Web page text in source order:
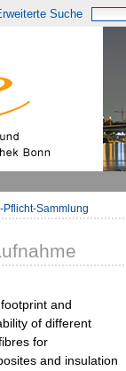
Suche
Pflicht-Sammlung
and
of different
for
and insulation